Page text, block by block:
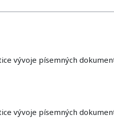
vývoje písemných
vývoje písemných